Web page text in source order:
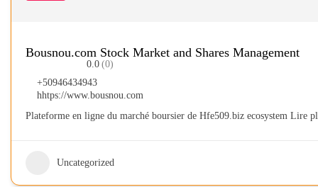
Bousnou.com Stock Market and Shares Management
0.0 (0)
+50946434943
hhtps://www.bousnou.com
Plateforme en ligne du marché boursier de Hfe509.biz ecosystem Lire
Uncategorized